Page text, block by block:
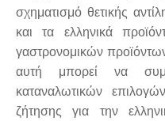
σχηματισμό θετικής
και τα ελληνικά
γαστρονομικών
αυτή μπορεί να
καταναλωτικών
ζήτησης για την